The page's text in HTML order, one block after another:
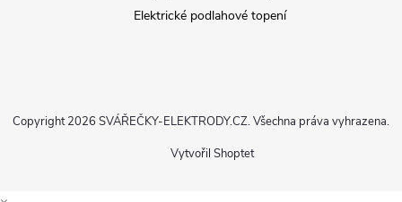
Elektrické podlahové topení
Vytvořil Shoptet
Copyright 2026 SVÁŘEČKY-ELEKTRODY.CZ. Všechna práva vyhrazena.